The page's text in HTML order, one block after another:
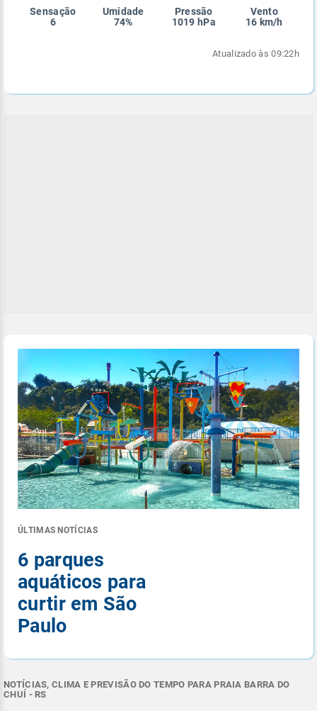
Sensação
6
Umidade
74%
Pressão
1019 hPa
Vento
16 km/h
Atualizado às 09:22h
ÚLTIMAS NOTÍCIAS
6 parques
aquáticos para
curtir em São
Paulo
NOTÍCIAS, CLIMA E PREVISÃO DO TEMPO PARA PRAIA BARRA DO
CHUÍ - RS
Enviar
Enviar
Enviar
Enviar
Enviar